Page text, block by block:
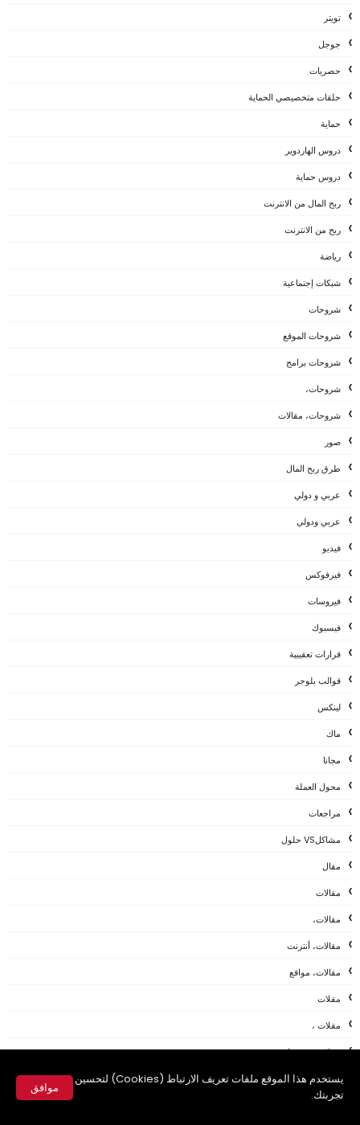
يستخدم هذا الموقع ملفات تعريف الارتباط (Cookies) لتحسين
تجربتك.
موافق
تويتر
جوجل
حصريات
حلقات متخصيصي الحماية
حماية
دروس الهاردوير
دروس حماية
ربح المال من الانترنت
ربح من الانترنت
رياضة
شبكات إجتماعية
شروحات
شروحات الموقع
شروحات برامج
شروحات،
شروحات، مقالات
صور
طرق ربح المال
عربي و دولي
عربي ودولي
فيديو
فيرفوكس
فيروسات
فيسبوك
قرارات تعقيبية
قوالب بلوجر
لينكس
ماك
مجانا
محول العملة
مراجعات
مشاكلVS حلول
مقال
مقالات
مقالات،
مقالات، أنترنت
مقالات، مواقع
مقلات
مقلات ،
مقلات ،شروحات
مواقع
مواقع اجتماعية